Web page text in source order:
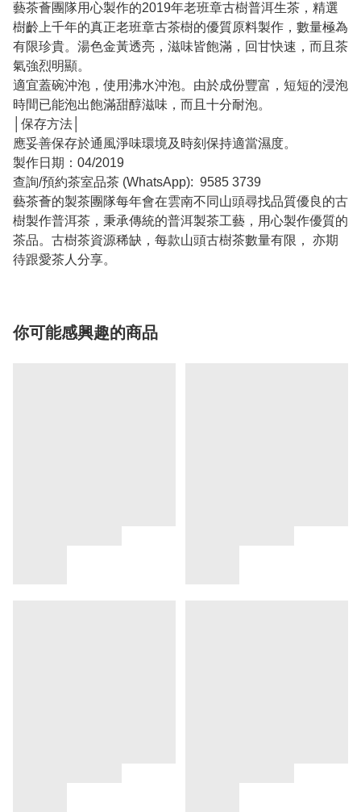
藝茶薈團隊用心製作的2019年老班章古樹普洱生茶，精選
樹齡上千年的真正老班章古茶樹的優質原料製作，數量極為
有限珍貴。湯色金黃透亮，滋味皆飽滿，回甘快速，而且茶
氣強烈明顯。
適宜蓋碗沖泡，使用沸水沖泡。由於成份豐富，短短的浸泡
時間已能泡出飽滿甜醇滋味，而且十分耐泡。
│保存方法│
應妥善保存於通風淨味環境及時刻保持適當濕度。
製作日期：04/2019
查詢/預約茶室品茶 (WhatsApp): 9585 3739
藝茶薈的製茶團隊每年會在雲南不同山頭尋找品質優良的古
樹製作普洱茶，秉承傳統的普洱製茶工藝，用心製作優質的
茶品。古樹茶資源稀缺，每款山頭古樹茶數量有限， 亦期
待跟愛茶人分享。
你可能感興趣的商品